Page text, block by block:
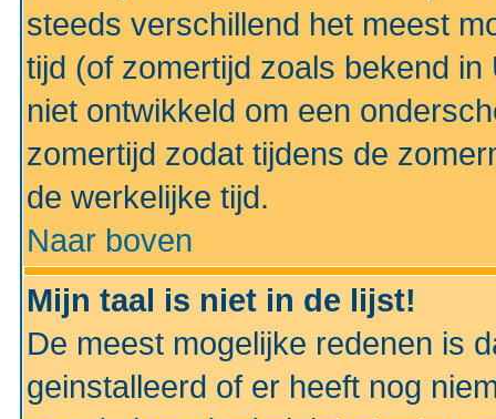
steeds verschillend het meest
tijd (of zomertijd zoals bekend
niet ontwikkeld om een
zomertijd zodat tijdens de
de werkelijke tijd.
Naar boven
Mijn taal is niet in de lijst!
De meest mogelijke redenen is
geinstalleerd of er heeft nog